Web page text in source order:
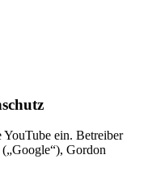
YouTube ein. Betreiber
Gordon